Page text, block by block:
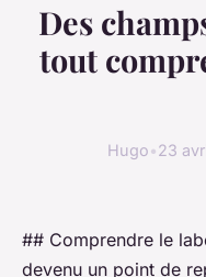
Des
tout
Hugo•23
## Comprendre le
devenu un point de